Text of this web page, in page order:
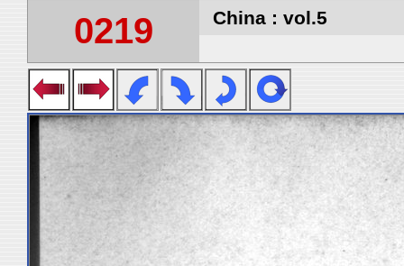
0219 China : vol.5